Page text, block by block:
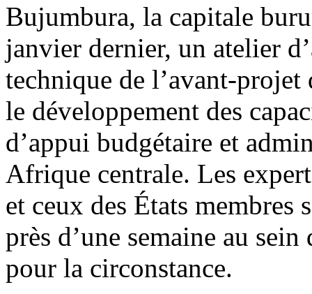
Bujumbura, la capitale
janvier dernier, un atelier
technique de l’avant-
le développement des
d’appui budgétaire et
Afrique centrale. Les
et ceux des États
près d’une semaine au
pour la circonstance.